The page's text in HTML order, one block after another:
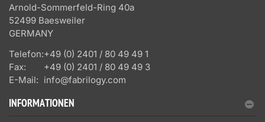
Arnold-Sommerfeld-Ring 40a
52499 Baesweiler
GERMANY
Telefon:+49 (0) 2401 / 80 49 49 1
Fax:
+49 (0) 2401 / 80 49 49 3
E-Mail: info@fabrilogy.com
INFORMATIONEN